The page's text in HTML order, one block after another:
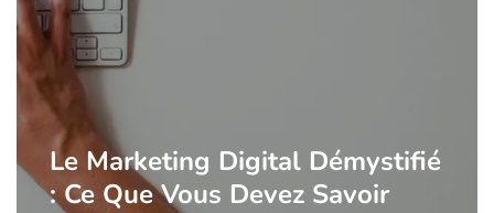
Le Marketing Digital Démystifié
: Ce Que Vous Devez Savoir